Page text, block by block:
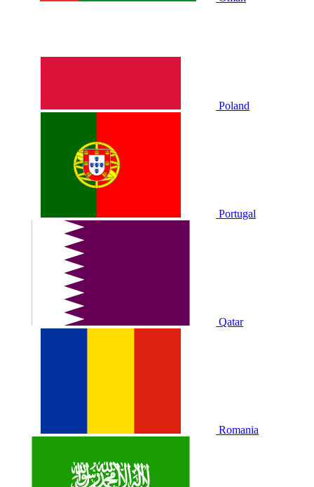
Poland
Portugal
Qatar
Romania